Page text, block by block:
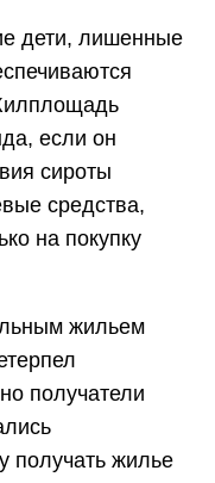
дети, лишенные
если он
сироты
средства,
на покупку
жильем
получатели
получать жилье